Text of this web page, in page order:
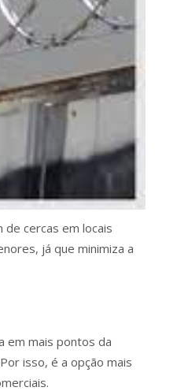
cercas em locais
já que minimiza a
em mais pontos da
isso, é a opção mais